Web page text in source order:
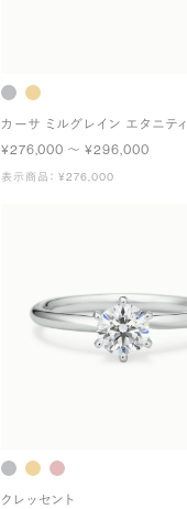
カーサ ミルグレイン エタニティ
¥276,000 〜 ¥296,000
表示商品： ¥276,000
クレッセント